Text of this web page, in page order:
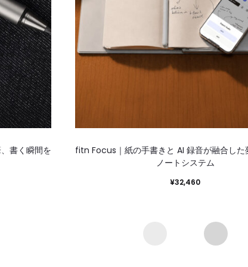
書く瞬間を
fitn Focus｜紙の手書きと AI 録音が融合した
ノートシステム
¥32,460